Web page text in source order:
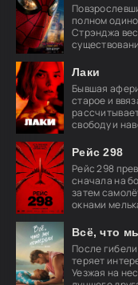
полном
Стрэнджа
Лаки
Бывшая
старое и
свободу и
Рейс 298
Рейс 298
сначала на
затем
окнами
Всё, что
После
теряет
Уезжая на